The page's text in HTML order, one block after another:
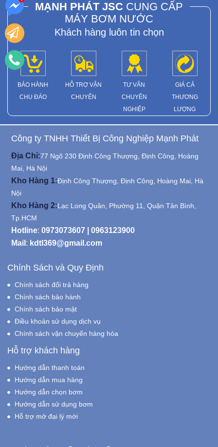
MẠNH PHÁT JSC CUNG CẤP
MÁY BƠM NƯỚC
Khách hàng luôn tin chọn
BẢO HÀNH
CHU ĐÁO
HỖ TRỢ VẬN
CHUYỂN
TƯ VẤN
CHUYÊN
NGHIỆP
GIÁ CẢ
THƯƠNG
LƯỢNG
Công ty TNHH Thiết Bị Công Nghiệp Mạnh Phát
Địa Chỉ:77 Ngõ 230 Định Công Thượng, Định Công, Hoàng
Mai, Hà Nội
Kho Hàng 1:Định Công Thượng, Định Công, Hoàng Mai, Hà
Nội
Kho Hàng 2:Lạc Long Quân, Phường 11, Quận Tân Bình,
Tp.HCM
Hotline: 0973073607
0963123900
Mail : kdtl369@gmail.com
Chính Sách và Quy Định
Chính sách đổi trả hàng
Chính sách bảo hành
Chính sách bảo mật
Điều khoản sử dụng dịch vụ
Chính sách vận chuyển hàng hóa
Hỗ trợ khách hàng
Hướng dẫn thanh toán
Hướng dẫn mua hàng
Hướng dẫn chọn bơm
Hướng dẫn sử dụng bơm
Hỗ trợ mở đại lý mới